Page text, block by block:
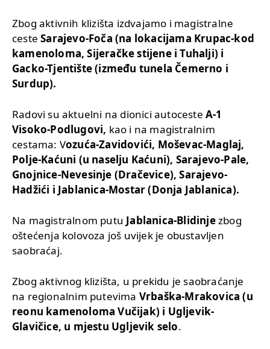
Zbog aktivnih klizišta izdvajamo i magistralne
cesteSarajevo-Foča (na lokacijama Krupac-kod
kamenoloma, Sijeračke stijene i Tuhalji) i
Gacko-Tjentište (između tunela Čemerno i
Surdup).
Radovi su aktuelni na dionici autoceste A-1
Visoko-Podlugovi, kao i na magistralnim
cestama: Vozuća-Zavidovići, Moševac-Maglaj,
Polje-Kaćuni (u naselju Kaćuni), Sarajevo-Pale,
Gnojnice-Nevesinje (Dračevice), Sarajevo-
Hadžići i Jablanica-Mostar (Donja Jablanica).
Na magistralnom putu Jablanica-Blidinjezbog
oštećenja kolovoza još uvijek je obustavljen
saobraćaj.
Zbog aktivnog klizišta, u prekidu je saobraćanje
na regionalnim putevima Vrbaška-Mrakovica (u
reonu kamenoloma Vučijak) i Ugljevik-
Glavičice, u mjestu Ugljevik selo.